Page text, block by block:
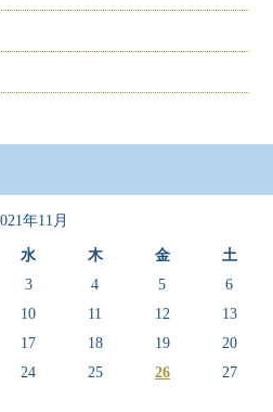
年11月
水 木 金 土
3 4 5
6
10 11 12
13
17 18 19
20
24 25 26
27